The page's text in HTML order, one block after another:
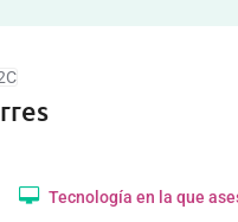
Tecnología en la que